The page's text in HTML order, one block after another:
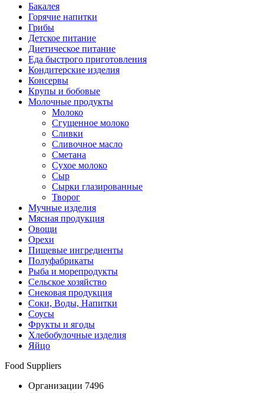
Бакалея
Горячие напитки
Грибы
Детское питание
Диетическое питание
Еда быстрого приготовления
Кондитерские изделия
Консервы
Крупы и бобовые
Молочные продукты
Молоко
Сгущенное молоко
Сливки
Сливочное масло
Сметана
Сухое молоко
Сыр
Сырки глазированные
Творог
Мучные изделия
Мясная продукция
Овощи
Орехи
Пищевые ингредиенты
Полуфабрикаты
Рыба и морепродукты
Сельское хозяйство
Снековая продукция
Соки, Воды, Напитки
Соусы
Фрукты и ягоды
Хлебобулочные изделия
Яйцо
Food Suppliers
Организации 7496